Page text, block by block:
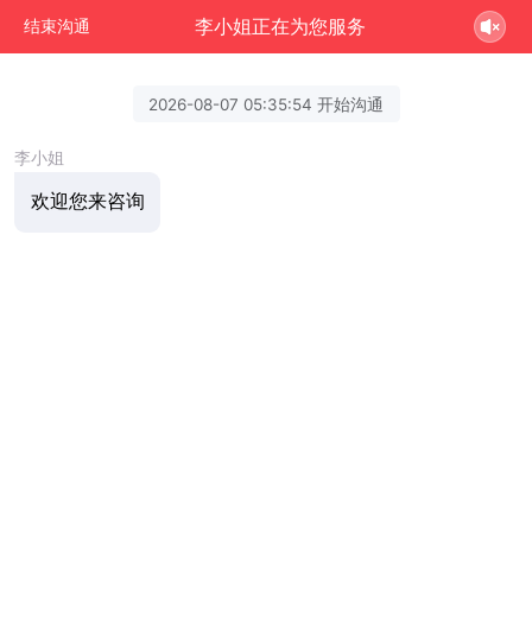
结束沟通 李小姐正在为您服务
2026-08-07 05:35:54 开始沟通
李小姐
欢迎您来咨询